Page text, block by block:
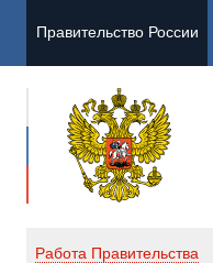
Правительство России
Работа Правительства